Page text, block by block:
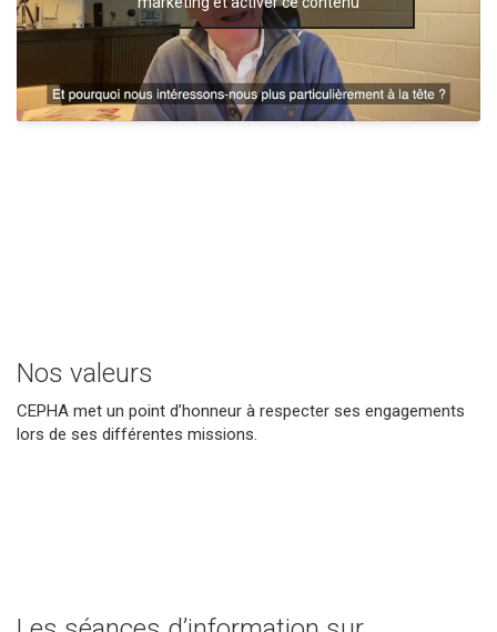
Nos valeurs
CEPHA met un point d’honneur à respecter ses engagements
lors de ses différentes missions.